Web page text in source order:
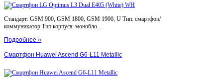
Стандарт: GSM 900, GSM 1800, GSM 1900, U Тип: смартфон/
коммуникатор Тип корпуса: монобло...
Подробнее »
Смартфон Huawei Ascend G6-L11 Metallic